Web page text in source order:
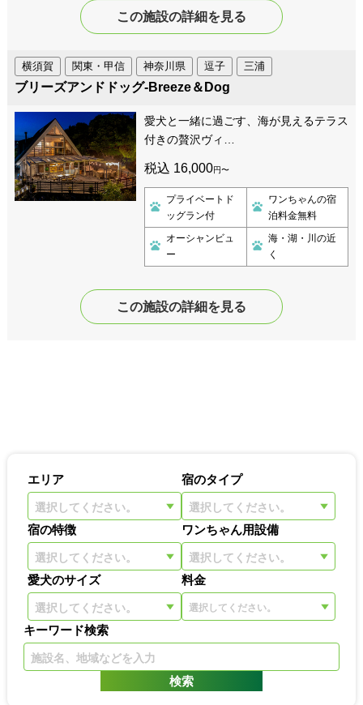
この施設の詳細を見る
逗子 三浦
横須賀 関東・甲信 神奈川県
ブリーズアンドドッグ-Breeze＆Dog
愛犬と一緒に過ごす、海が見えるテラス
付きの贅沢ヴィ…
税込 16,000円〜
プライベートド
ッグラン付
ワンちゃんの宿
泊料金無料
オーシャンビュ
ー
海・湖・川の近
く
この施設の詳細を見る
エリア
選択してください。
宿のタイプ
選択してください。
宿の特徴
選択してください。
ワンちゃん用設備
選択してください。
愛犬のサイズ
選択してください。
料金
キーワード検索